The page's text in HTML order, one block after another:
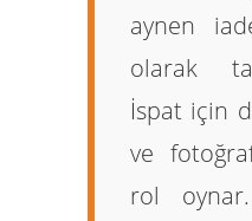
aynen
olarak
İspat için
ve
rol